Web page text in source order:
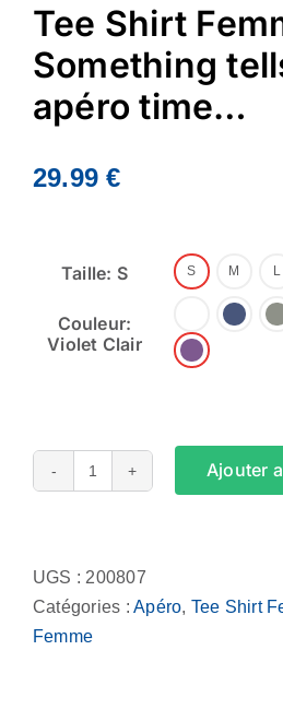
Tee Shirt
Something
apéro time…
29.99€
Taille: S S M L
Couleur:
Violet Clair
quantité
Shirt
Femme
-
Ajouter
UGS : 200807
Catégories :Apéro, Tee Shirt
Femme